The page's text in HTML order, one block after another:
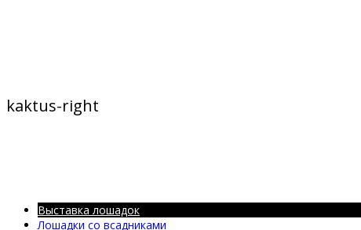
kaktus-right
Выставка лошадок
Лошадки со всадниками